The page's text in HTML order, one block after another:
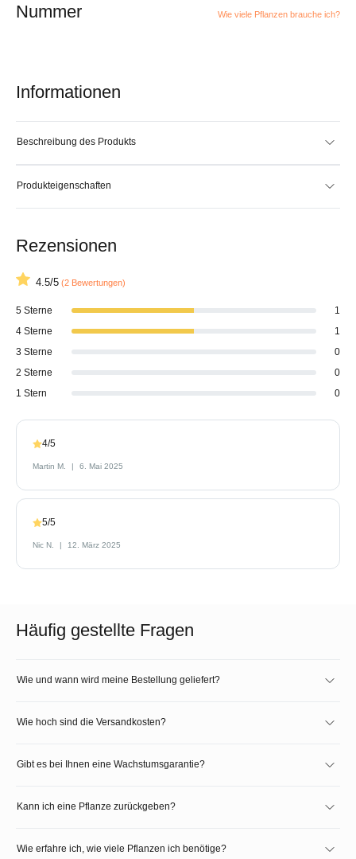
Nummer Wie viele Pflanzen brauche ich?
Informationen
Beschreibung des Produkts
Produkteigenschaften
Rezensionen
4.5/5 (2 Bewertungen)
5 Sterne
1
4 Sterne
1
3 Sterne
0
2 Sterne
0
1 Stern
0
4/5
Martin M. 6. Mai 2025
5/5
Nic N. 12. März 2025
Häufig gestellte Fragen
Wie und wann wird meine Bestellung geliefert?
Wie hoch sind die Versandkosten?
Gibt es bei Ihnen eine Wachstumsgarantie?
Kann ich eine Pflanze zurückgeben?
Wie erfahre ich, wie viele Pflanzen ich benötige?